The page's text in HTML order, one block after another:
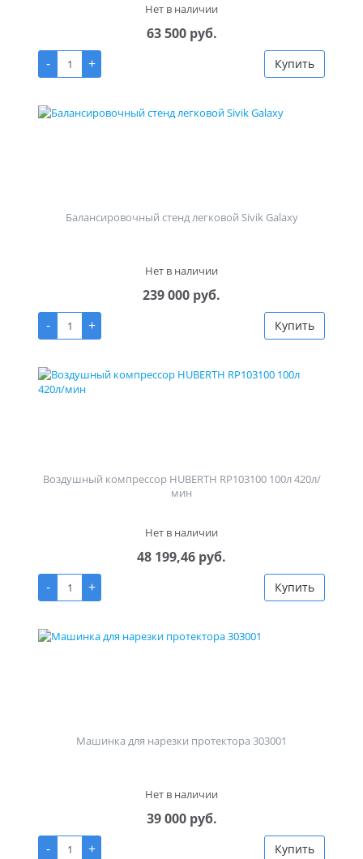
Нет в наличии
63 500 руб.
-
+ Купить
Балансировочный стенд легковой Sivik Galaxy
Нет в наличии
239 000 руб.
-
+ Купить
Воздушный компрессор HUBERTH RP103100 100л 420л/
мин
Нет в наличии
48 199,46 руб.
-
+ Купить
Машинка для нарезки протектора 303001
Нет в наличии
39 000 руб.
-
+ Купить